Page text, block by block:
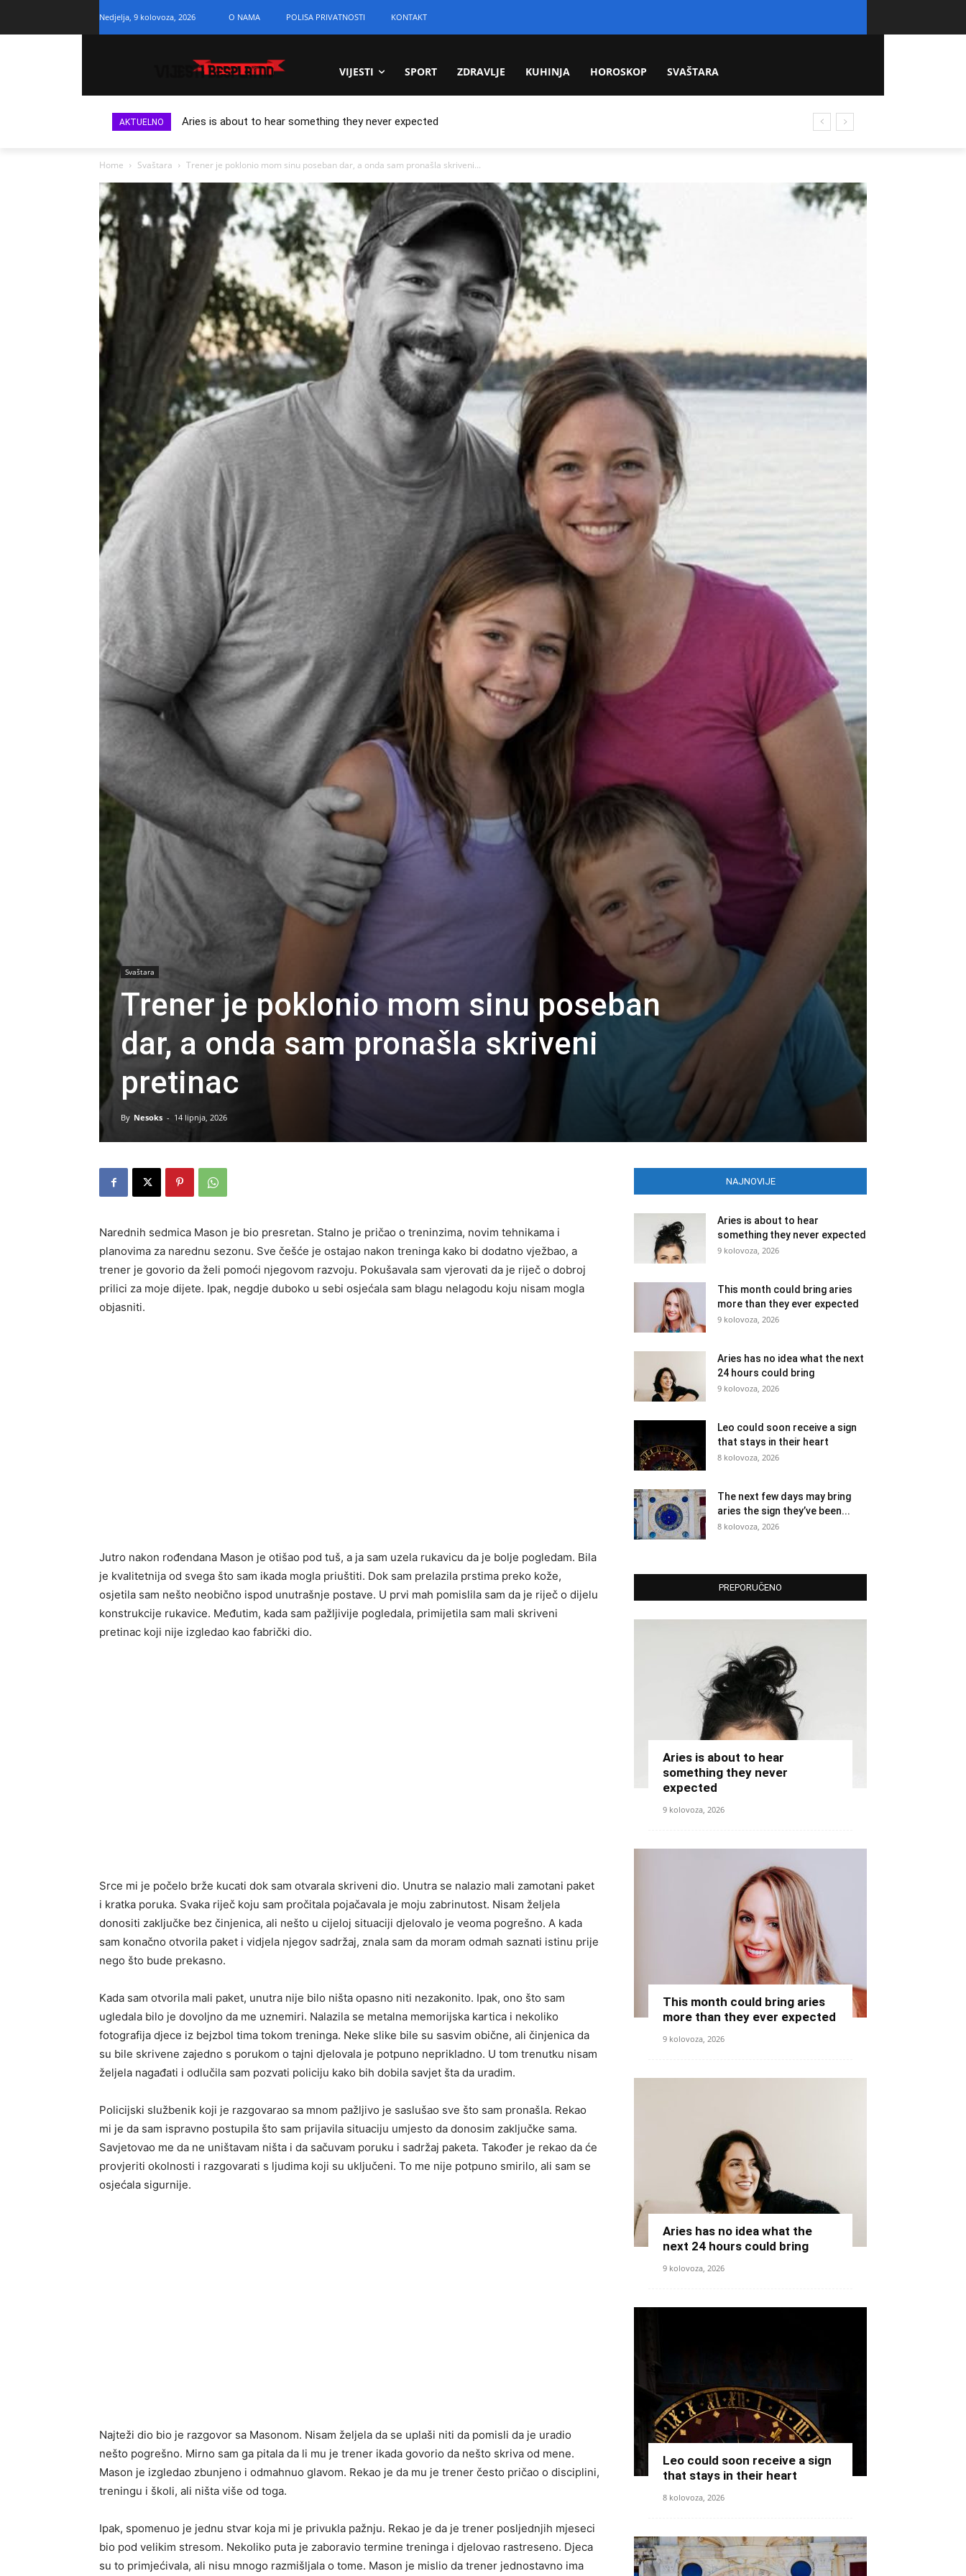
Nedjelja, 9 kolovoza, 2026 O NAMA POLISA PRIVATNOSTI KONTAKT
VIJESTI SPORT ZDRAVLJE KUHINJA HOROSKOP SVAŠTARA
AKTUELNO Aries is about to hear something they never expected
Home Svaštara Trener je poklonio mom sinu poseban dar, a onda sam pronašla skriveni...
Svaštara
Trener je poklonio mom sinu poseban
dar, a onda sam pronašla skriveni
pretinac
By Nesoks - 14 lipnja, 2026
Narednih sedmica Mason je bio presretan. Stalno je pričao o treninzima, novim tehnikama i
planovima za narednu sezonu. Sve češće je ostajao nakon treninga kako bi dodatno vježbao, a
trener je govorio da želi pomoći njegovom razvoju. Pokušavala sam vjerovati da je riječ o dobroj
prilici za moje dijete. Ipak, negdje duboko u sebi osjećala sam blagu nelagodu koju nisam mogla
objasniti.
Jutro nakon rođendana Mason je otišao pod tuš, a ja sam uzela rukavicu da je bolje pogledam. Bila
je kvalitetnija od svega što sam ikada mogla priuštiti. Dok sam prelazila prstima preko kože,
osjetila sam nešto neobično ispod unutrašnje postave. U prvi mah pomislila sam da je riječ o dijelu
konstrukcije rukavice. Međutim, kada sam pažljivije pogledala, primijetila sam mali skriveni
pretinac koji nije izgledao kao fabrički dio.
Srce mi je počelo brže kucati dok sam otvarala skriveni dio. Unutra se nalazio mali zamotani paket
i kratka poruka. Svaka riječ koju sam pročitala pojačavala je moju zabrinutost. Nisam željela
donositi zaključke bez činjenica, ali nešto u cijeloj situaciji djelovalo je veoma pogrešno. A kada
sam konačno otvorila paket i vidjela njegov sadržaj, znala sam da moram odmah saznati istinu prije
nego što bude prekasno.
Kada sam otvorila mali paket, unutra nije bilo ništa opasno niti nezakonito. Ipak, ono što sam
ugledala bilo je dovoljno da me uznemiri. Nalazila se metalna memorijska kartica i nekoliko
fotografija djece iz bejzbol tima tokom treninga. Neke slike bile su sasvim obične, ali činjenica da
su bile skrivene zajedno s porukom o tajni djelovala je potpuno neprikladno. U tom trenutku nisam
željela nagađati i odlučila sam pozvati policiju kako bih dobila savjet šta da uradim.
Policijski službenik koji je razgovarao sa mnom pažljivo je saslušao sve što sam pronašla. Rekao
mi je da sam ispravno postupila što sam prijavila situaciju umjesto da donosim zaključke sama.
Savjetovao me da ne uništavam ništa i da sačuvam poruku i sadržaj paketa. Također je rekao da će
provjeriti okolnosti i razgovarati s ljudima koji su uključeni. To me nije potpuno smirilo, ali sam se
osjećala sigurnije.
Najteži dio bio je razgovor sa Masonom. Nisam željela da se uplaši niti da pomisli da je uradio
nešto pogrešno. Mirno sam ga pitala da li mu je trener ikada govorio da nešto skriva od mene.
Mason je izgledao zbunjeno i odmahnuo glavom. Rekao je da mu je trener često pričao o disciplini,
treningu i školi, ali ništa više od toga.
Ipak, spomenuo je jednu stvar koja mi je privukla pažnju. Rekao je da je trener posljednjih mjeseci
bio pod velikim stresom. Nekoliko puta je zaboravio termine treninga i djelovao rastreseno. Djeca
su to primjećivala, ali nisu mnogo razmišljala o tome. Mason je mislio da trener jednostavno ima
NAJNOVIJE
Aries is about to hear
something they never expected
9 kolovoza, 2026
This month could bring aries
more than they ever expected
9 kolovoza, 2026
Aries has no idea what the next
24 hours could bring
9 kolovoza, 2026
Leo could soon receive a sign
that stays in their heart
8 kolovoza, 2026
The next few days may bring
aries the sign they’ve been...
8 kolovoza, 2026
PREPORUČENO
Aries is about to hear
something they never
expected
9 kolovoza, 2026
This month could bring aries
more than they ever expected
9 kolovoza, 2026
Aries has no idea what the
next 24 hours could bring
9 kolovoza, 2026
Leo could soon receive a sign
that stays in their heart
8 kolovoza, 2026